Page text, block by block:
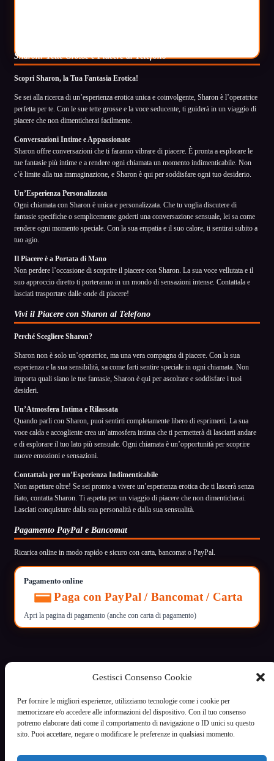
Gestisci Consenso Cookie
Per fornire le migliori esperienze, utilizziamo tecnologie come i cookie per
memorizzare e/o accedere alle informazioni del dispositivo. Con il tuo consenso
potremo elaborare dati come il comportamento di navigazione o ID unici su questo
sito. Puoi accettare, negare o modificare le preferenze in qualsiasi momento.
Sharon: Tette Grosse e Piacere al Telefono
Scopri Sharon, la Tua Fantasia Erotica!
Se sei alla ricerca di un’esperienza erotica unica e coinvolgente, Sharon è l’operatrice
perfetta per te. Con le sue tette grosse e la voce seducente, ti guiderà in un viaggio di
piacere che non dimenticherai facilmente.
Conversazioni Intime e Appassionate
Sharon offre conversazioni che ti faranno vibrare di piacere. È pronta a esplorare le
tue fantasie più intime e a rendere ogni chiamata un momento indimenticabile. Non
c’è limite alla tua immaginazione, e Sharon è qui per soddisfare ogni tuo desiderio.
Un’Esperienza Personalizzata
Ogni chiamata con Sharon è unica e personalizzata. Che tu voglia discutere di
fantasie specifiche o semplicemente goderti una conversazione sensuale, lei sa come
rendere ogni momento speciale. Con la sua empatia e il suo calore, ti sentirai subito a
tuo agio.
Il Piacere è a Portata di Mano
Non perdere l’occasione di scoprire il piacere con Sharon. La sua voce vellutata e il
suo approccio diretto ti porteranno in un mondo di sensazioni intense. Contattala e
lasciati trasportare dalle onde di piacere!
Vivi il Piacere con Sharon al Telefono
Perché Scegliere Sharon?
Sharon non è solo un’operatrice, ma una vera compagna di piacere. Con la sua
esperienza e la sua sensibilità, sa come farti sentire speciale in ogni chiamata. Non
importa quali siano le tue fantasie, Sharon è qui per ascoltare e soddisfare i tuoi
desideri.
Un’Atmosfera Intima e Rilassata
Quando parli con Sharon, puoi sentirti completamente libero di esprimerti. La sua
voce calda e accogliente crea un’atmosfera intima che ti permetterà di lasciarti andare
e di esplorare il tuo lato più sensuale. Ogni chiamata è un’opportunità per scoprire
nuove emozioni e sensazioni.
Contattala per un’Esperienza Indimenticabile
Non aspettare oltre! Se sei pronto a vivere un’esperienza erotica che ti lascerà senza
fiato, contatta Sharon. Ti aspetta per un viaggio di piacere che non dimenticherai.
Lasciati conquistare dalla sua personalità e dalla sua sensualità.
Pagamento PayPal e Bancomat
Ricarica online in modo rapido e sicuro con carta, bancomat o PayPal.
Pagamento online
Paga con PayPal / Bancomat / Carta
Apri la pagina di pagamento (anche con carta di pagamento)
Servizio di intrattenimento riservato ai maggiori di 18 anni
Informazioni legali